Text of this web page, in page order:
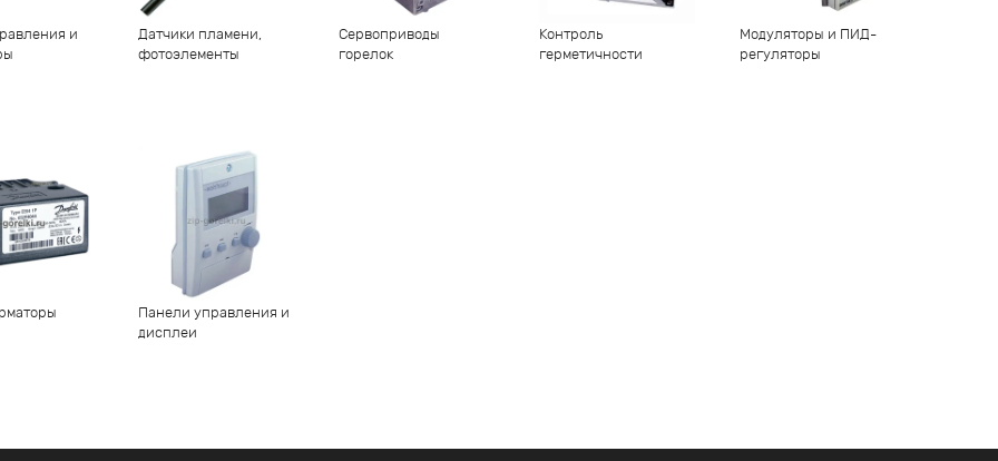
и
Датчики пламени,
фотоэлементы
Сервоприводы
горелок
Контроль
герметичности
Модуляторы и ПИД-
регуляторы
Панели управления и
дисплеи